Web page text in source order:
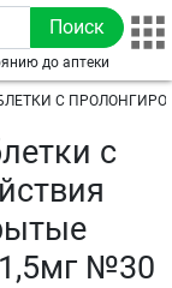
до аптеки
С
с
№30